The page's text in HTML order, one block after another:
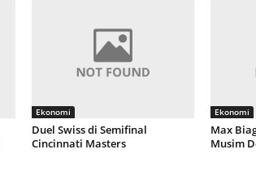
Ekonomi
Duel Swiss di Semifinal
Cincinnati Masters
Ekonomi
Max
Musim